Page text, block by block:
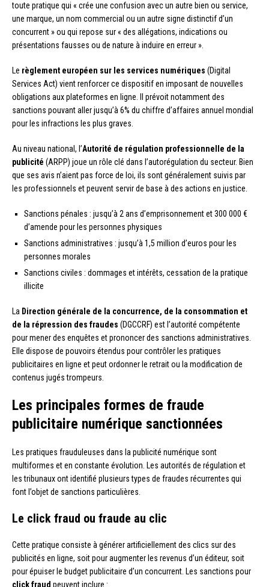
toute pratique qui « crée une confusion avec un autre bien ou service,
une marque, un nom commercial ou un autre signe distinctif d’un
concurrent » ou qui repose sur « des allégations, indications ou
présentations fausses ou de nature à induire en erreur ».
Le règlement européen sur les services numériques (Digital
Services Act) vient renforcer ce dispositif en imposant de nouvelles
obligations aux plateformes en ligne. Il prévoit notamment des
sanctions pouvant aller jusqu’à 6% du chiffre d’affaires annuel mondial
pour les infractions les plus graves.
Au niveau national, l’Autorité de régulation professionnelle de la
publicité (ARPP) joue un rôle clé dans l’autorégulation du secteur. Bien
que ses avis n’aient pas force de loi, ils sont généralement suivis par
les professionnels et peuvent servir de base à des actions en justice.
Sanctions pénales : jusqu’à 2 ans d’emprisonnement et 300 000 €
d’amende pour les personnes physiques
Sanctions administratives : jusqu’à 1,5 million d’euros pour les
personnes morales
Sanctions civiles : dommages et intérêts, cessation de la pratique
illicite
La Direction générale de la concurrence, de la consommation et
de la répression des fraudes (DGCCRF) est l’autorité compétente
pour mener des enquêtes et prononcer des sanctions administratives.
Elle dispose de pouvoirs étendus pour contrôler les pratiques
publicitaires en ligne et peut ordonner le retrait ou la modification de
contenus jugés trompeurs.
Les principales formes de fraude
publicitaire numérique sanctionnées
Les pratiques frauduleuses dans la publicité numérique sont
multiformes et en constante évolution. Les autorités de régulation et
les tribunaux ont identifié plusieurs types de fraudes récurrentes qui
font l’objet de sanctions particulières.
Le click fraud ou fraude au clic
Cette pratique consiste à générer artificiellement des clics sur des
publicités en ligne, soit pour augmenter les revenus d’un éditeur, soit
pour épuiser le budget publicitaire d’un concurrent. Les sanctions pour
click fraud peuvent inclure :